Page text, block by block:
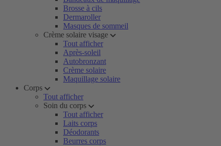
Brosse à cils
Dermaroller
Masques de sommeil
Crème solaire visage
Tout afficher
Après-soleil
Autobronzant
Crème solaire
Maquillage solaire
Corps
Tout afficher
Soin du corps
Tout afficher
Laits corps
Déodorants
Beurres corps